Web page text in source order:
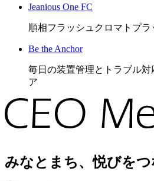
Jeanious One FC
順相フラッシュクロマトプラ
Be the Anchor
毎日の装置管理とトラブル
ア
みなとまち、悦びを